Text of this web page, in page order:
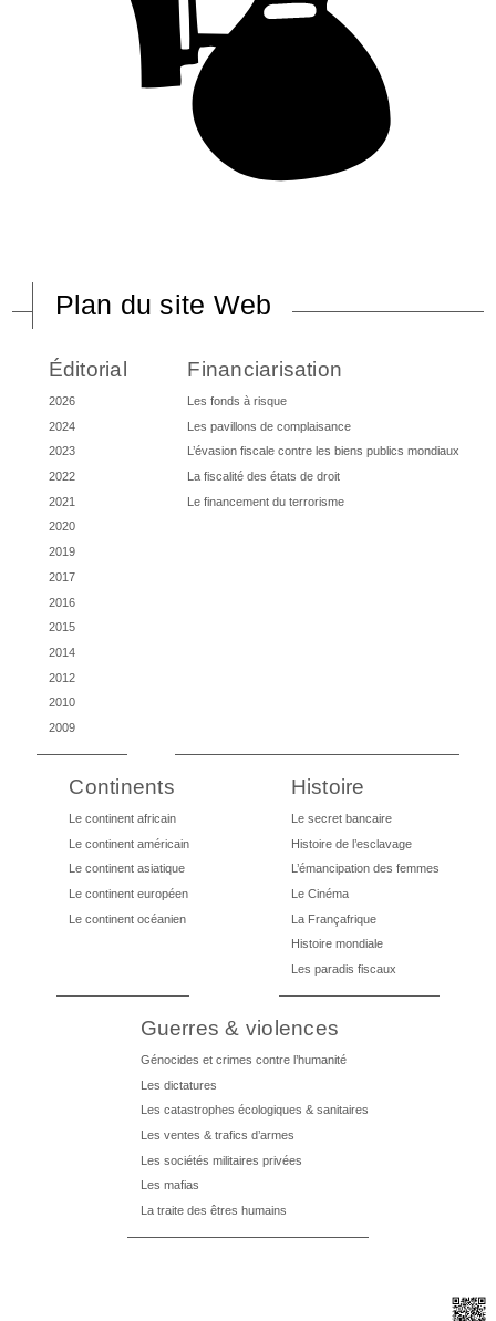
Plan du site Web
Éditorial
2026
2024
2023
2022
2021
2020
2019
2017
2016
2015
2014
2012
2010
2009
Financiarisation
Les fonds à risque
Les pavillons de complaisance
L’évasion fiscale contre les biens publics mondiaux
La fiscalité des états de droit
Le financement du terrorisme
Continents
Le continent africain
Le continent américain
Le continent asiatique
Le continent européen
Le continent océanien
Histoire
Le secret bancaire
Histoire de l’esclavage
L’émancipation des femmes
Le Cinéma
La Françafrique
Histoire mondiale
Les paradis fiscaux
Guerres & violences
Génocides et crimes contre l’humanité
Les dictatures
Les catastrophes écologiques & sanitaires
Les ventes & trafics d’armes
Les sociétés militaires privées
Les mafias
La traite des êtres humains